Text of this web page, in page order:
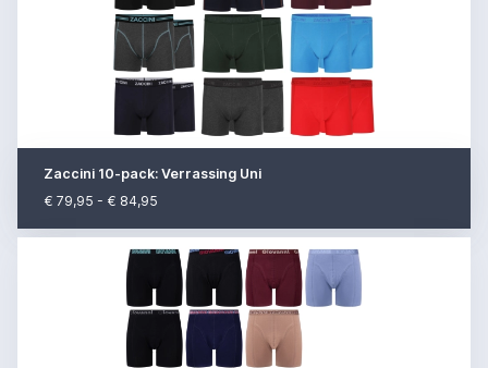
Zaccini 10-pack: Verrassing Uni
€ 79,95 - € 84,95